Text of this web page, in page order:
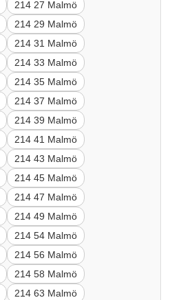
214 27 Malmö
214 29 Malmö
214 31 Malmö
214 33 Malmö
214 35 Malmö
214 37 Malmö
214 39 Malmö
214 41 Malmö
214 43 Malmö
214 45 Malmö
214 47 Malmö
214 49 Malmö
214 54 Malmö
214 56 Malmö
214 58 Malmö
214 63 Malmö